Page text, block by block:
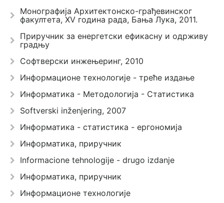
Монографија Архитектонско-грађевинског
факултета, XV година рада, Бања Лука, 2011.
Приручник за енергетски ефикасну и одрживу
градњу
Софтверски инжењеринг, 2010
Информационе технологије - треће издање
Информатика - Методологија - Статистика
Softverski inženjering, 2007
Информатика - статистика - ергономија
Информатика, приручник
Informacione tehnologije - drugo izdanje
Информатика, приручник
Информационе технологије